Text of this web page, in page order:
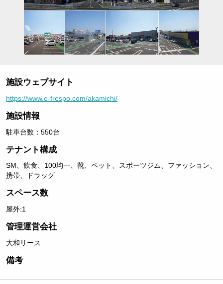
施設ウェブサイト
https://www.e-frespo.com/akamichi/
施設情報
駐車台数：550台
テナント構成
SM、飲食、100均一、靴、ペット、スポーツジム、ファッション、
携帯、ドラッグ
スペース数
屋外:1
管理運営会社
大和リース
備考